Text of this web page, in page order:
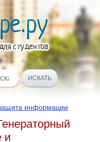
информации
и